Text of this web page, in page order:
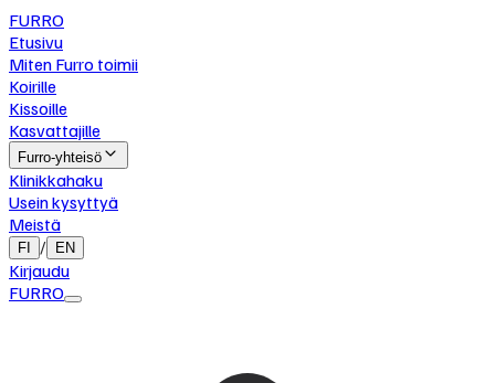
FURRO
Etusivu
Miten Furro toimii
Koirille
Kissoille
Kasvattajille
Furro-yhteisö
Klinikkahaku
Usein kysyttyä
Meistä
FI / EN
Kirjaudu
FURRO